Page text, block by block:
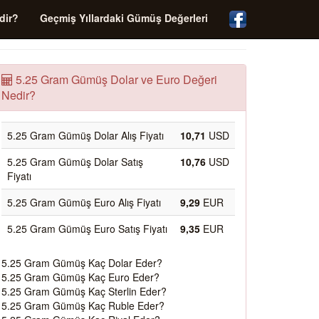
Geçmiş Yıllardaki Gümüş Değerleri
5.25 Gram Gümüş Dolar ve Euro Değeri
Nedir?
5.25 Gram Gümüş Dolar Alış Fiyatı 10,71 USD
5.25 Gram Gümüş Dolar Satış
Fiyatı
10,76 USD
5.25 Gram Gümüş Euro Alış Fiyatı 9,29 EUR
5.25 Gram Gümüş Euro Satış Fiyatı
9,35 EUR
5.25 Gram Gümüş Kaç Dolar Eder?
5.25 Gram Gümüş Kaç Euro Eder?
5.25 Gram Gümüş Kaç Sterlin Eder?
5.25 Gram Gümüş Kaç Ruble Eder?